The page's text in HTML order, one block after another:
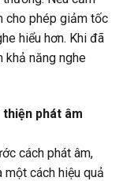
cho phép giảm tốc
hiểu hơn. Khi đã
khả năng nghe
phát âm
cách phát âm,
cách hiệu quả